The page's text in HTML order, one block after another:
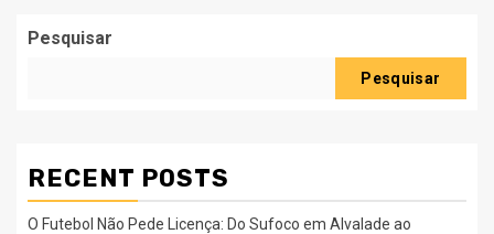
Pesquisar
Pesquisar
RECENT POSTS
O Futebol Não Pede Licença: Do Sufoco em Alvalade ao